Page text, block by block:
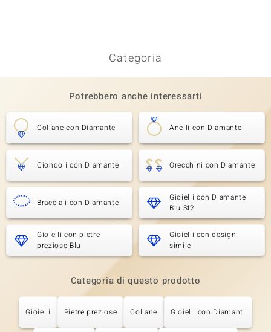
Categoria
Potrebbero anche interessarti
Collane con Diamante Anelli con Diamante
Ciondoli con Diamante Orecchini con Diamante
Bracciali con Diamante
Gioielli con Diamante
Blu SI2
Gioielli con pietre
preziose Blu
Gioielli con design
simile
Categoria di questo prodotto
Gioielli Pietre preziose Collane Gioielli con Diamanti